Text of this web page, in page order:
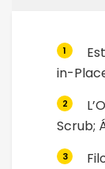
1
in-
2
Scrub;
3